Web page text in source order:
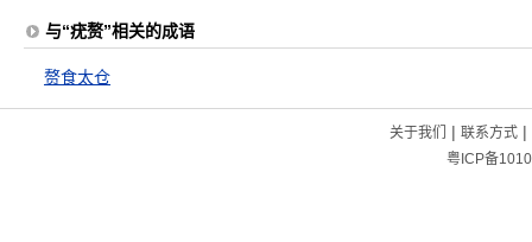
与“疣赘”相关的成语
赘食太仓
关于我们 | 联系方式|
粤ICP备